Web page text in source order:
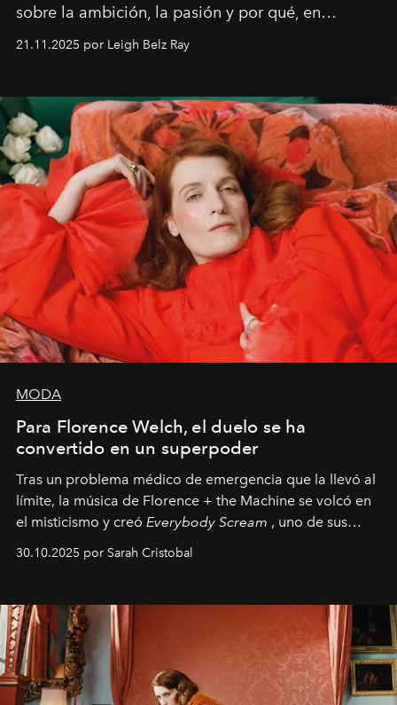
sobre la ambición, la pasión y por qué, en
ocasiones, la introspección puede esperar. “Es
importa si no lo entienden’”, confiesa.
21.11.2025 por Leigh Belz Ray
MODA
Para Florence Welch, el duelo se ha
convertido en un superpoder
Tras un problema médico de emergencia que la llevó al
límite, la música de Florence + the Machine se volcó en
el misticismo y creó Everybody Scream , uno de sus
30.10.2025 por Sarah Cristobal